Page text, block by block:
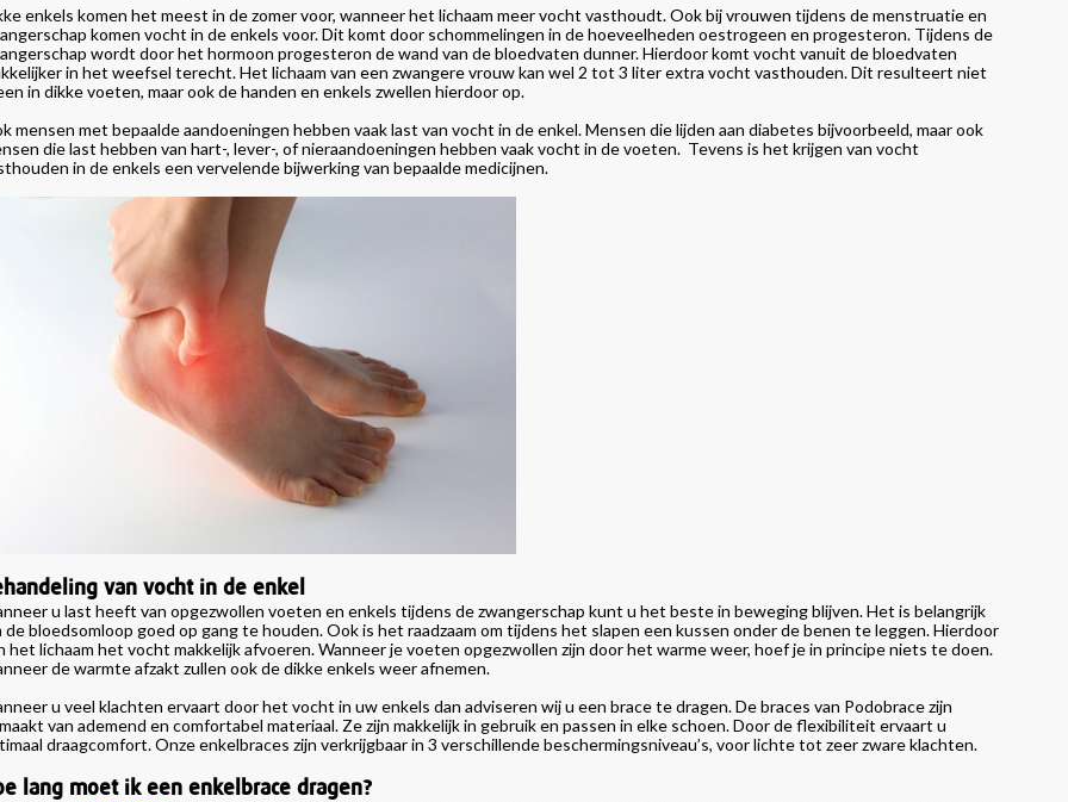
enkels komen het meest in de zomer voor, wanneer het lichaam meer vocht vasthoudt. Ook bij vrouwen tijdens de menstruatie en
komen vocht in de enkels voor. Dit komt door schommelingen in de hoeveelheden oestrogeen en progesteron. Tijdens de
wordt door het hormoon progesteron de wand van de bloedvaten dunner. Hierdoor komt vocht vanuit de bloedvaten
in het weefsel terecht. Het lichaam van een zwangere vrouw kan wel 2 tot 3 liter extra vocht vasthouden. Dit resulteert niet
in dikke voeten, maar ook de handen en enkels zwellen hierdoor op.
mensen met bepaalde aandoeningen hebben vaak last van vocht in de enkel. Mensen die lijden aan diabetes bijvoorbeeld, maar ook
die last hebben van hart-, lever-, of nieraandoeningen hebben vaak vocht in de voeten. Tevens is het krijgen van vocht
in de enkels een vervelende bijwerking van bepaalde medicijnen.
van vocht in de enkel
u last heeft van opgezwollen voeten en enkels tijdens de zwangerschap kunt u het beste in beweging blijven. Het is belangrijk
de bloedsomloop goed op gang te houden. Ook is het raadzaam om tijdens het slapen een kussen onder de benen te leggen. Hierdoor
het lichaam het vocht makkelijk afvoeren. Wanneer je voeten opgezwollen zijn door het warme weer, hoef je in principe niets te doen.
de warmte afzakt zullen ook de dikke enkels weer afnemen.
u veel klachten ervaart door het vocht in uw enkels dan adviseren wij u een brace te dragen. De braces van Podobrace zijn
van ademend en comfortabel materiaal. Ze zijn makkelijk in gebruik en passen in elke schoen. Door de flexibiliteit ervaart u
draagcomfort. Onze enkelbraces zijn verkrijgbaar in 3 verschillende beschermingsniveau’s, voor lichte tot zeer zware klachten.
lang moet ik een enkelbrace dragen?